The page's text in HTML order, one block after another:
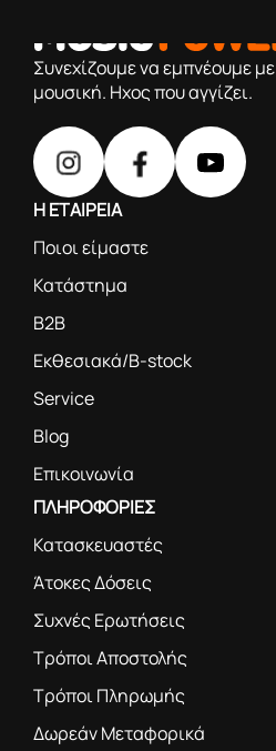
Συνεχίζουμε να εμπνέουμε με
μουσική. Ηχος που αγγίζει.
Η ΕΤΑΙΡΕΙΑ
Ποιοι είμαστε
Κατάστημα
B2B
Εκθεσιακά/B-stock
Service
Blog
Επικοινωνία
ΠΛΗΡΟΦΟΡΙΕΣ
Κατασκευαστές
Άτοκες Δόσεις
Συχνές Ερωτήσεις
Τρόποι Αποστολής
Τρόποι Πληρωμής
Δωρεάν Μεταφορικά